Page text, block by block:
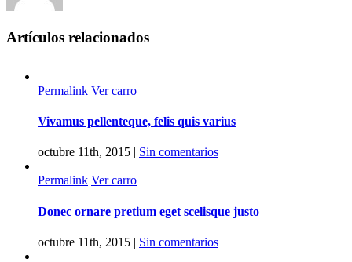
Artículos relacionados
Permalink Ver carro
Vivamus pellenteque, felis quis varius
octubre 11th, 2015 | Sin comentarios
Permalink Ver carro
Donec ornare pretium eget scelisque justo
octubre 11th, 2015 | Sin comentarios